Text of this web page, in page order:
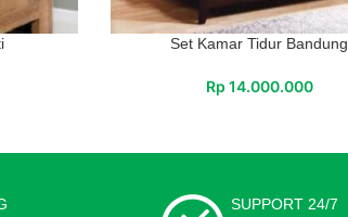
Set Kamar Tidur Bandung
Rp 14.000.000
SUPPORT 24/7